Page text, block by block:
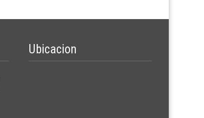
Ubicacion